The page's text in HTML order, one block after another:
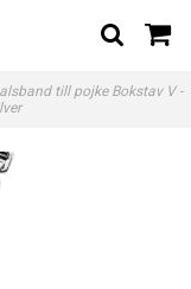
till pojke Bokstav V -